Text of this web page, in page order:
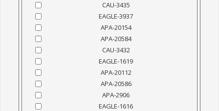
CAU-3435
EAGLE-3937
APA-20154
APA-20584
CAU-3432
EAGLE-1619
APA-20112
APA-20586
APA-2906
EAGLE-1616